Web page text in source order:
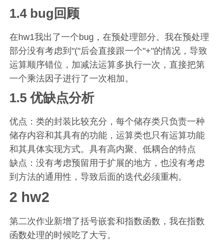
1.4 bug回顾
在hw1我出了一个bug，在预处理部分。我在预处理
部分没有考虑到"("后会直接跟一个"+"的情况，导致
运算顺序错位，加减法运算多执行一次，直接把第
一个乘法因子进行了一次相加。
1.5 优缺点分析
优点：类的封装比较充分，每个储存类只负责一种
储存内容和其具有的功能，运算类也只有运算功能
和其具体实现方式。具有高内聚、低耦合的特点
缺点：没有考虑预留用于扩展的地方，也没有考虑
到方法的通用性，导致后面的迭代必须重构。
2 hw2
第二次作业新增了括号嵌套和指数函数，我在指数
函数处理的时候吃了大亏。